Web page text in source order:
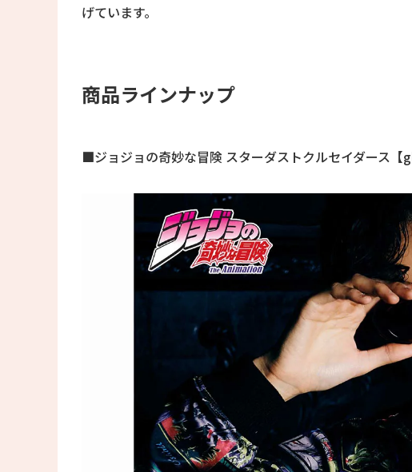
げています。
商品ラインナップ
■ジョジョの奇妙な冒険 スターダストクルセイダース